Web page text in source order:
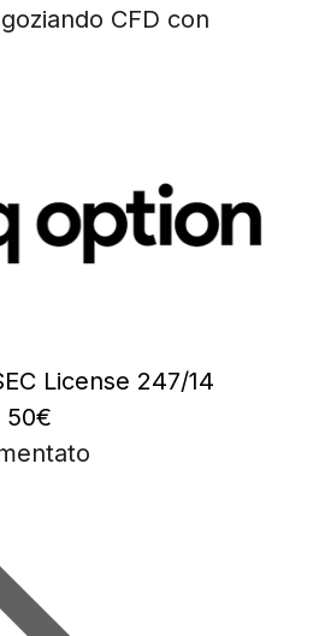
CFD con
License 247/14
50€